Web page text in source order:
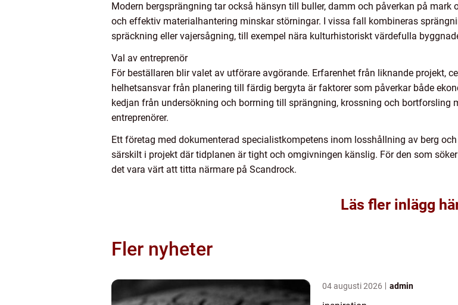
Modern bergsprängning tar också hänsyn till buller, damm och påverkan på
och effektiv materialhantering minskar störningar. I vissa fall kombineras
spräckning eller vajersågning, till exempel nära kulturhistoriskt värdefulla
Val av entreprenör
För beställaren blir valet av utförare avgörande. Erfarenhet från liknande projekt,
helhetsansvar från planering till färdig bergyta är faktorer som påverkar både
kedjan från undersökning och borrning till sprängning, krossning och
entreprenörer.
Ett företag med dokumenterad specialistkompetens inom losshållning av berg
särskilt i projekt där tidplanen är tight och omgivningen känslig. För den som
det vara värt att titta närmare på Scandrock.
Läs fler inlägg
Fler nyheter
04 augusti 2026 admin